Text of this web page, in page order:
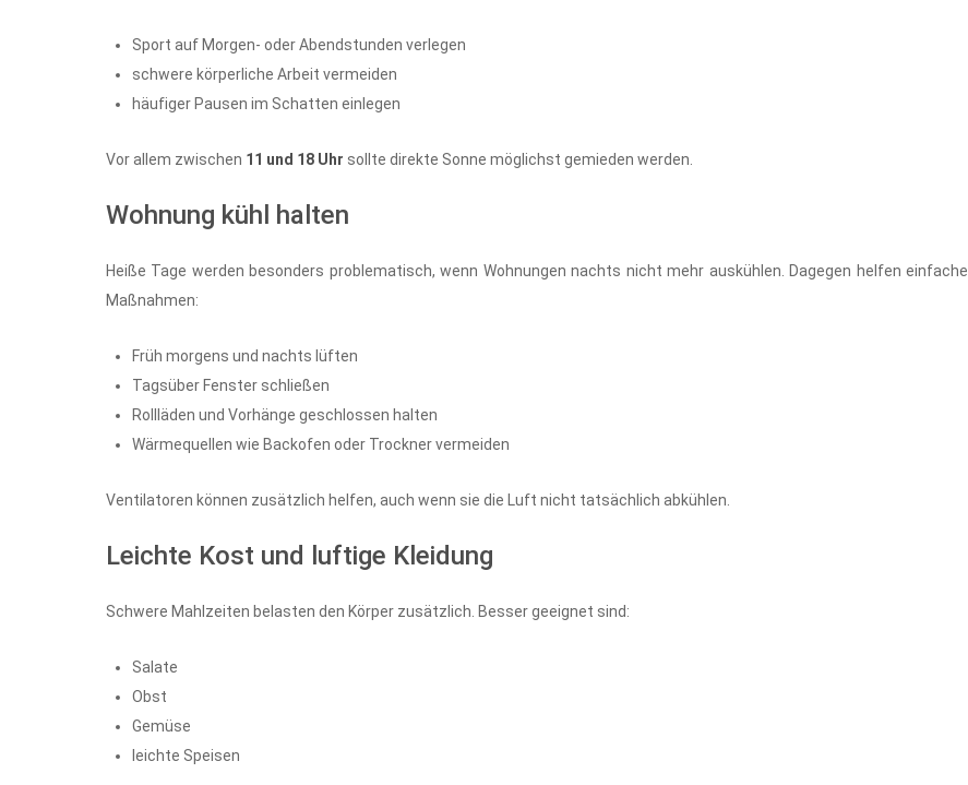
Sport auf Morgen- oder Abendstunden verlegen
schwere körperliche Arbeit vermeiden
häufiger Pausen im Schatten einlegen
Vor allem zwischen 11 und 18 Uhr sollte direkte Sonne möglichst gemieden werden.
Wohnung kühl halten
Heiße Tage werden besonders problematisch, wenn Wohnungen nachts nicht mehr auskühlen. Dagegen helfen einfache
Maßnahmen:
Früh morgens und nachts lüften
Tagsüber Fenster schließen
Rollläden und Vorhänge geschlossen halten
Wärmequellen wie Backofen oder Trockner vermeiden
Ventilatoren können zusätzlich helfen, auch wenn sie die Luft nicht tatsächlich abkühlen.
Leichte Kost und luftige Kleidung
Schwere Mahlzeiten belasten den Körper zusätzlich. Besser geeignet sind:
Salate
Obst
Gemüse
leichte Speisen